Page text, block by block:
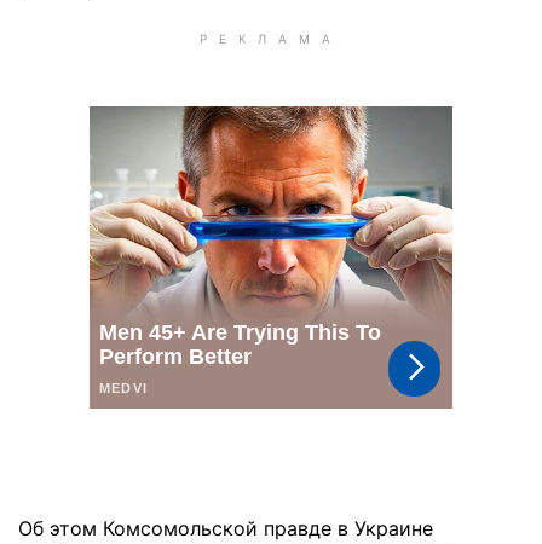
Об этом Комсомольской правде в Украине